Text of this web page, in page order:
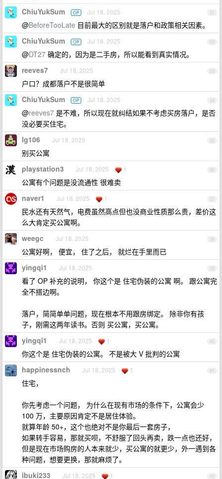
31
ChiuYukSum OP Jul 18, 2025
@BeforeTooLate 目前最大的区别就是落户和政策相关因素。
32
ChiuYukSum OP Jul 18, 2025
@DT27 确定的，因为是二手房，所以能看到真实情况。
33
reeves7 Jul 18, 2025
户口？成都落户不是很简单
34
ChiuYukSum OP Jul 18, 2025
@reeves7 是不难，所以现在就纠结如果不考虑买房落户，是否
没必要买住宅。
35
lg106 Jul 18, 2025
别买公寓
36
playstation3 Jul 18, 2025 1
公寓有个问题是没流通性 很难卖
37
naver1 Jul 18, 2025 1
民水还有天然气，电费虽然高点但也没商业性质那么贵，差价这
么大肯定买公寓啊。
38
weegc Jul 18, 2025
公寓好啊， 便宜， 住了之后， 就烂在手里而已
39
yingqi1 Jul 18, 2025
看了 OP 补充的说明， 你这个是 住宅伪装的公寓 啊。 跟公寓完
全不搭边啊。
落户，简简单单问题，现在根本不用跟房绑定。 除非你有孩
子，刚需这两年读书。否则 买公寓，买公寓。
40
yingqi1 Jul 18, 2025 1
你这个是 住宅伪装的公寓。 不是被大 V 批判的公寓
41
happinessnch Jul 18, 2025 1
住宅，
你先考虑一个问题， 为什么在现有市场的条件下，公寓会少
100 万，主要原因肯定不是居住体验。
就算年龄 50+，这个也绝对不是你最后一套房子，
如果转手容易，那就买呗，不舒服了回头再卖，跌一点也还好，
但是现在市场购房的人本来就少，买公寓的就更少，外一遇到各
种问题，想要更换，那就麻烦了。
42
ibuki233 Jul 18, 2025 1